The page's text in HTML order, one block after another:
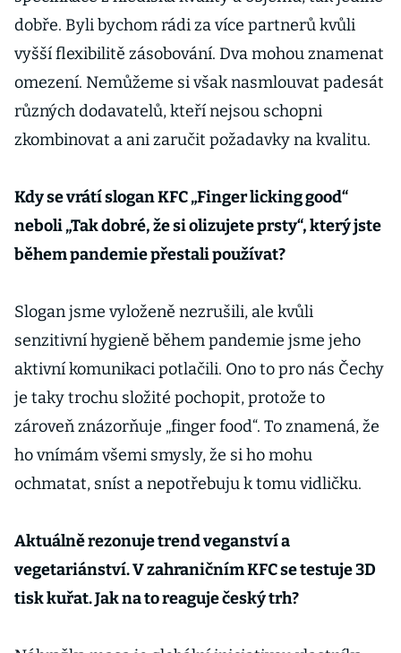
dobře. Byli bychom rádi za více partnerů kvůli
vyšší flexibilitě zásobování. Dva mohou znamenat
omezení. Nemůžeme si však nasmlouvat padesát
různých dodavatelů, kteří nejsou schopni
zkombinovat a ani zaručit požadavky na kvalitu.
Kdy se vrátí slogan KFC „Finger licking good“
neboli „Tak dobré, že si olizujete prsty“, který jste
během pandemie přestali používat?
Slogan jsme vyloženě nezrušili, ale kvůli
senzitivní hygieně během pandemie jsme jeho
aktivní komunikaci potlačili. Ono to pro nás Čechy
je taky trochu složité pochopit, protože to
zároveň znázorňuje „finger food“. To znamená, že
ho vnímám všemi smysly, že si ho mohu
ochmatat, sníst a nepotřebuju k tomu vidličku.
Aktuálně rezonuje trend veganství a
vegetariánství. V zahraničním KFC se testuje 3D
tisk kuřat. Jak na to reaguje český trh?